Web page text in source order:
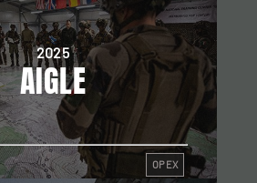
2025
AIGLE
OPEX